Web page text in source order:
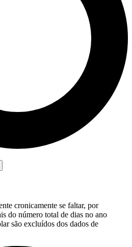
cronicamente se faltar, por
do número total de dias no ano
são excluídos dos dados de